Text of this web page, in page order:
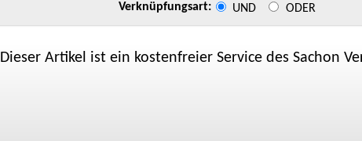
Verknüpfungsart: UND ODER
Dieser Artikel ist ein kostenfreier Service des Sachon